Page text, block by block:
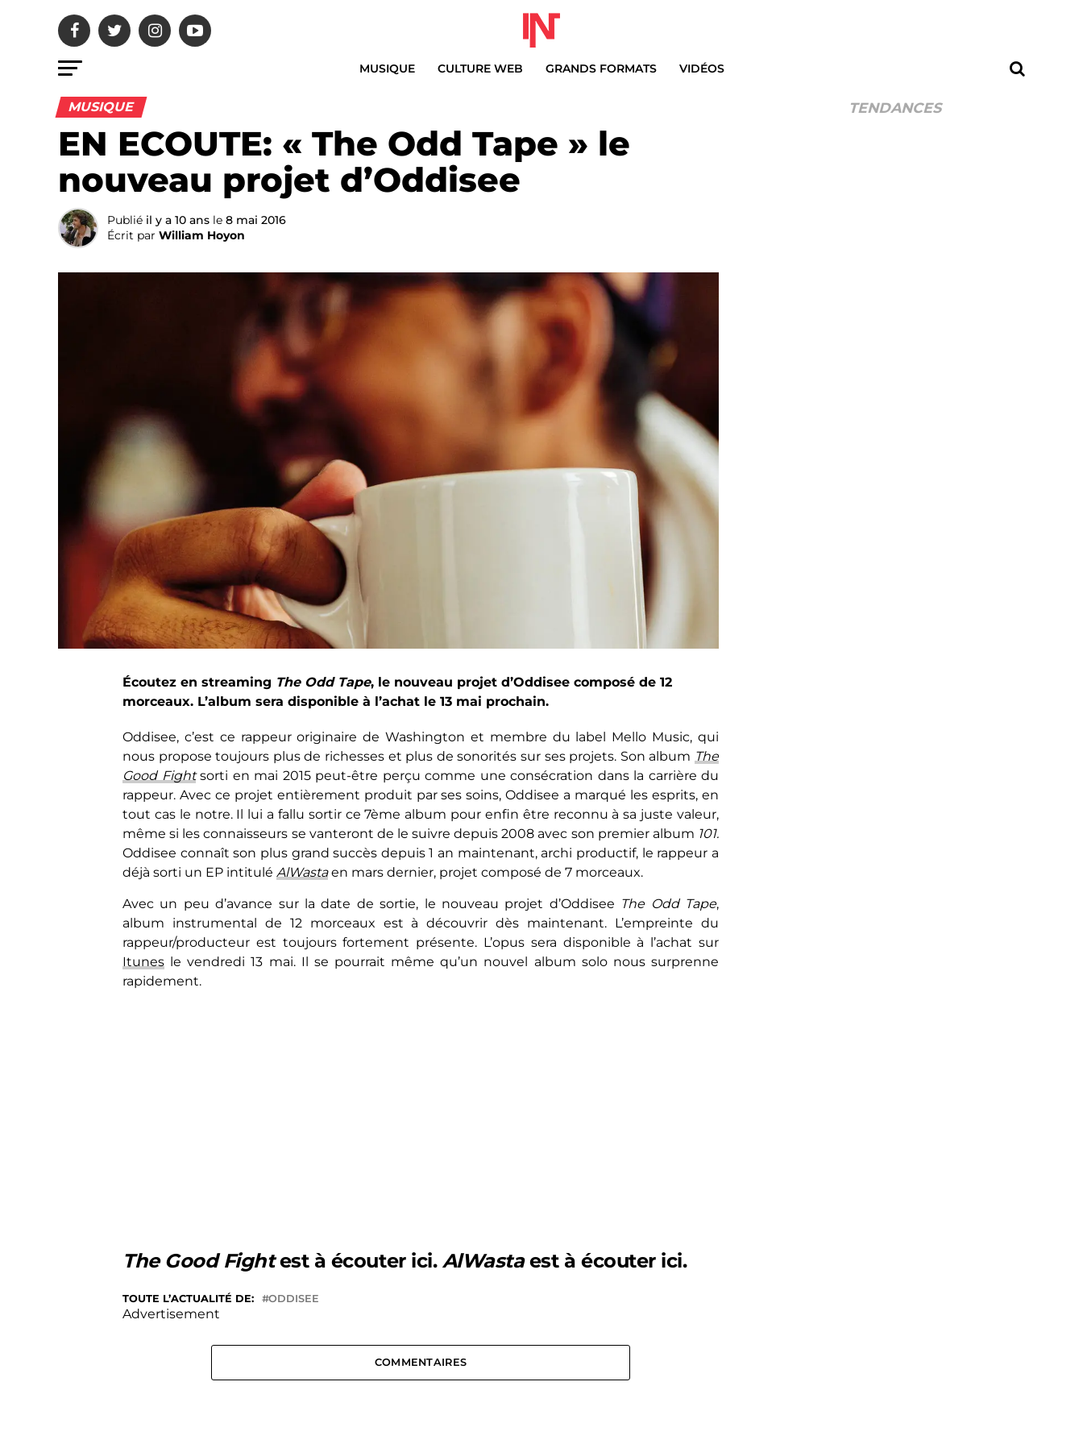
MUSIQUE CULTURE WEB GRANDS FORMATS VIDÉOS
MUSIQUE
EN ECOUTE: « The Odd Tape » le
nouveau projet d’Oddisee
Publié il y a 10 ans le 8 mai 2016
Écrit par William Hoyon
Écoutez en streaming The Odd Tape, le nouveau projet d’Oddisee composé de 12
morceaux. L’album sera disponible à l’achat le 13 mai prochain.
Oddisee, c’est ce rappeur originaire de Washington et membre du label Mello Music, qui
nous propose toujours plus de richesses et plus de sonorités sur ses projets. Son album The
Good Fightsorti en mai 2015 peut-être perçu comme une consécration dans la carrière du
rappeur. Avec ce projet entièrement produit par ses soins, Oddisee a marqué les esprits, en
tout cas le notre. Il lui a fallu sortir ce 7ème album pour enfin être reconnu à sa juste valeur,
même si les connaisseurs se vanteront de le suivre depuis 2008 avec son premier album 101.
Oddisee connaît son plus grand succès depuis 1 an maintenant, archi productif, le rappeur a
déjà sorti un EP intitulé AlWastaen mars dernier, projet composé de 7 morceaux.
Avec un peu d’avance sur la date de sortie, le nouveau projet d’Oddisee The Odd Tape,
album instrumental de 12 morceaux est à découvrir dès maintenant. L’empreinte du
rappeur/producteur est toujours fortement présente. L’opus sera disponible à l’achat sur
Itunes le vendredi 13 mai. Il se pourrait même qu’un nouvel album solo nous surprenne
rapidement.
The Good Fightest à écouter ici. AlWastaest à écouter ici.
TOUTE L’ACTUALITÉ DE: ODDISEE
Advertisement
COMMENTAIRES
TENDANCES